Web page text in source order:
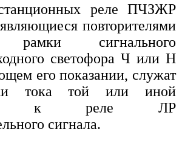
реле ПЧЗЖР
повторителями
рамки сигнального
светофора Ч или Н
его показании, служат
тока той или иной
к реле ЛР
сигнала.